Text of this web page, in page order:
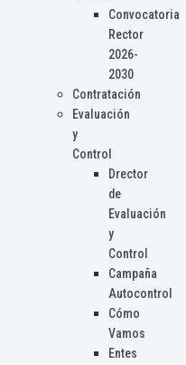
Convocatoria
Rector
2026-
2030
Contratación
Evaluación
y
Control
Drector
de
Evaluación
y
Control
Campaña
Autocontrol
Cómo
Vamos
Entes